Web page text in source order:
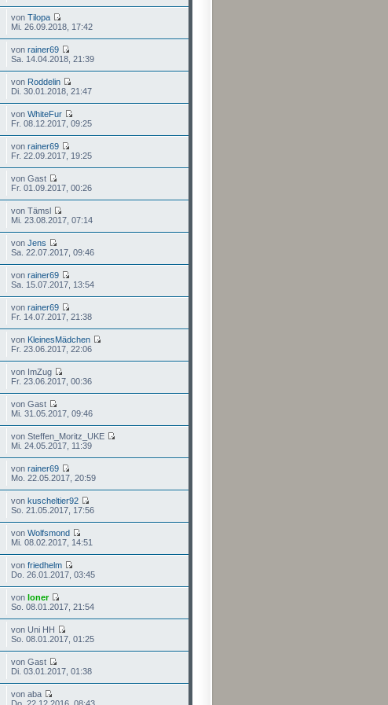
von Tilopa
Mi. 26.09.2018, 17:42
von rainer69
Sa. 14.04.2018, 21:39
von Roddelin
Di. 30.01.2018, 21:47
von WhiteFur
Fr. 08.12.2017, 09:25
von rainer69
Fr. 22.09.2017, 19:25
von Gast
Fr. 01.09.2017, 00:26
von Tämsl
Mi. 23.08.2017, 07:14
von Jens
Sa. 22.07.2017, 09:46
von rainer69
Sa. 15.07.2017, 13:54
von rainer69
Fr. 14.07.2017, 21:38
von KleinesMädchen
Fr. 23.06.2017, 22:06
von ImZug
Fr. 23.06.2017, 00:36
von Gast
Mi. 31.05.2017, 09:46
von Steffen_Moritz_UKE
Mi. 24.05.2017, 11:39
von rainer69
Mo. 22.05.2017, 20:59
von kuscheltier92
So. 21.05.2017, 17:56
von Wolfsmond
Mi. 08.02.2017, 14:51
von friedhelm
Do. 26.01.2017, 03:45
von loner
So. 08.01.2017, 21:54
von Uni HH
So. 08.01.2017, 01:25
von Gast
Di. 03.01.2017, 01:38
von aba
Do. 22.12.2016, 08:43